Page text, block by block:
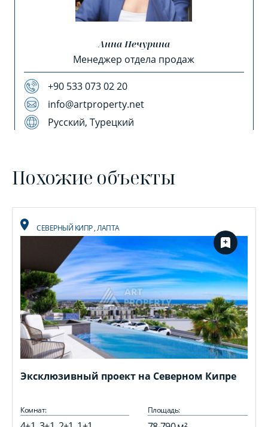
Анна Печурина
Менеджер отдела продаж
+90 533 073 02 20
info@artproperty.net
Русский, Турецкий
Похожие объекты
СЕВЕРНЫЙ КИПР,ЛАПТА
Эксклюзивный проект на Северном Кипре
Комнат: Площадь: